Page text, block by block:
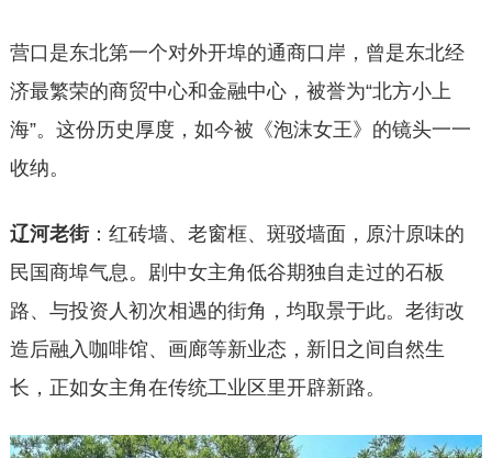
营口是东北第一个对外开埠的通商口岸，曾是东北经
济最繁荣的商贸中心和金融中心，被誉为“北方小上
海”。这份历史厚度，如今被《泡沫女王》的镜头一一
收纳。
辽河老街：红砖墙、老窗框、斑驳墙面，原汁原味的
民国商埠气息。剧中女主角低谷期独自走过的石板
路、与投资人初次相遇的街角，均取景于此。老街改
造后融入咖啡馆、画廊等新业态，新旧之间自然生
长，正如女主角在传统工业区里开辟新路。